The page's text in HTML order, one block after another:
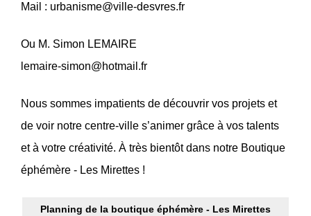
Mail : urbanisme@ville-desvres.fr
Ou M. Simon LEMAIRE
lemaire-simon@hotmail.fr
Nous sommes impatients de découvrir vos projets et
de voir notre centre-ville s’animer grâce à vos talents
et à votre créativité. À très bientôt dans notre Boutique
éphémère - Les Mirettes !
Planning de la boutique éphémère - Les Mirettes